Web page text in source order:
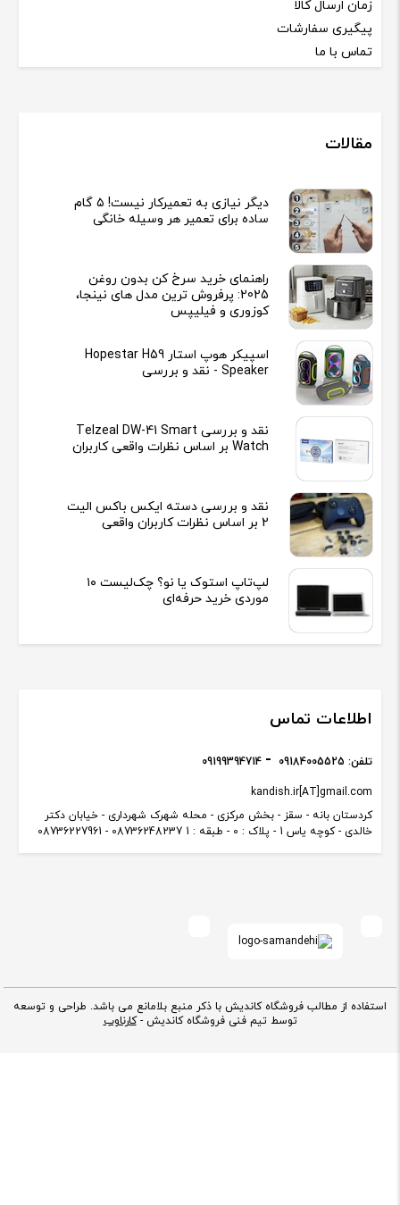
زمان ارسال کالا
پیگیری سفارشات
تماس با ما
مقالات
دیگر نیازی به تعمیرکار نیست! ۵ گام
ساده برای تعمیر هر وسیله خانگی
راهنمای خرید سرخ کن بدون روغن
2025: پرفروش ترین مدل های نینجا،
کوزوری و فیلیپس
اسپیکر هوپ استار Hopestar H59
Speaker - نقد و بررسی
نقد و بررسی Telzeal DW-41 Smart
Watch بر اساس نظرات واقعی کاربران
نقد و بررسی دسته ایکس باکس الیت
2 بر اساس نظرات کاربران واقعی
لپ‌تاپ استوک یا نو؟ چک‌لیست ۱۰
موردی خرید حرفه‌ای
اطلاعات تماس
کردستان بانه - سقز - بخش مرکزی - محله شهرک شهرداری - خیابان دکتر
خالدی - کوچه یاس 1 - پلاک : 0 - طبقه : 1 08736248237 - 08736227961
kandish.ir[AT]gmail.com
تلفن: 09184005525
09199394714
استفاده از مطالب فروشگاه کاندیش با ذکر منبع بلامانع می باشد. طراحی و توسعه
توسط تیم فنی فروشگاه کاندیش -کارناوب